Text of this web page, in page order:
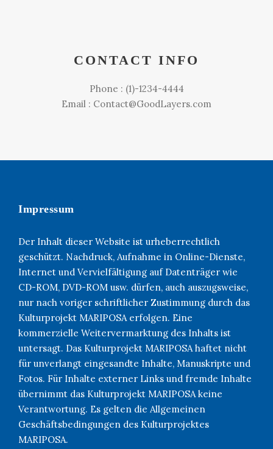
CONTACT INFO
Phone : (1)-1234-4444
Email : Contact@GoodLayers.com
Impressum
Der Inhalt dieser Website ist urheberrechtlich
geschützt. Nachdruck, Aufnahme in Online-Dienste,
Internet und Vervielfältigung auf Datenträger wie
CD-ROM, DVD-ROM usw. dürfen, auch auszugsweise,
nur nach voriger schriftlicher Zustimmung durch das
Kulturprojekt MARIPOSA erfolgen. Eine
kommerzielle Weitervermarktung des Inhalts ist
untersagt. Das Kulturprojekt MARIPOSA haftet nicht
für unverlangt eingesandte Inhalte, Manuskripte und
Fotos. Für Inhalte externer Links und fremde Inhalte
übernimmt das Kulturprojekt MARIPOSA keine
Verantwortung. Es gelten die Allgemeinen
Geschäftsbedingungen des Kulturprojektes
MARIPOSA.